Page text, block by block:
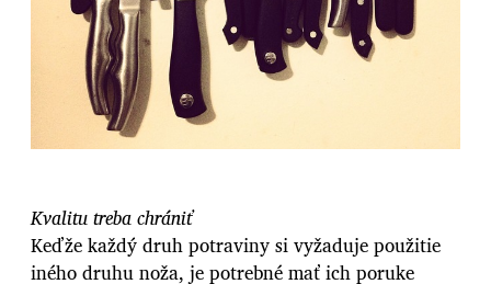
Kvalitu treba chrániť
Keďže každý druh potraviny si vyžaduje použitie
iného druhu noža, je potrebné mať ich poruke